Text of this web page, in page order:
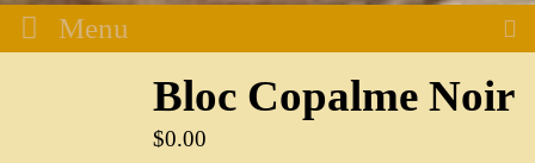
Menu
Bloc Copalme Noir
$0.00